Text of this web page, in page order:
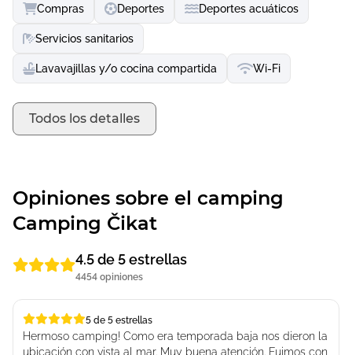
Compras Deportes Deportes acuáticos
Servicios sanitarios
Lavavajillas y/o cocina compartida Wi-Fi
Todos los detalles
Opiniones sobre el camping
Camping Čikat
4.5 de 5 estrellas
4454 opiniones
5 de 5 estrellas5 de 5 estrellas
Hermoso camping! Como era temporada baja nos dieron la
ubicación con vista al mar. Muy buena atención. Fuimos con